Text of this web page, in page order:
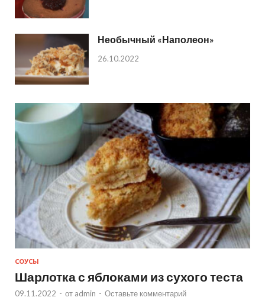
Необычный «Наполеон»
26.10.2022
СОУСЫ
Шарлотка с яблоками из сухого теста
09.11.2022 - от admin - Оставьте комментарий